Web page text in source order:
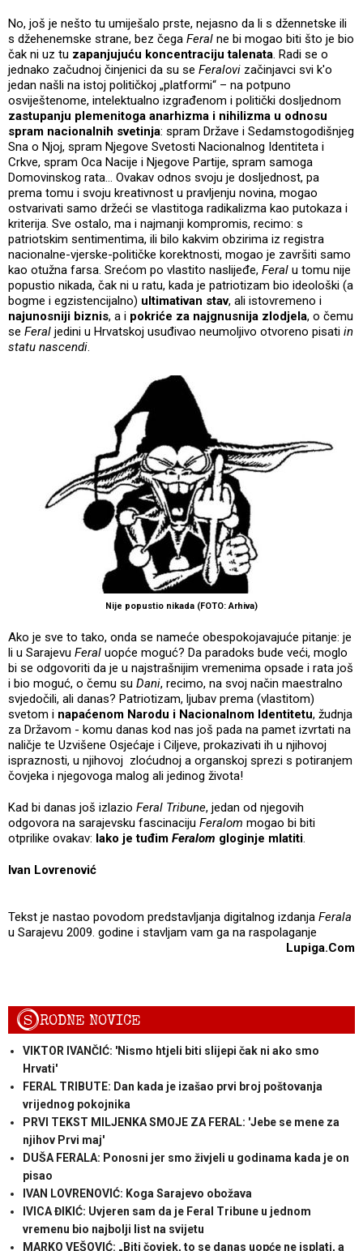
No, još je nešto tu umiješalo prste, nejasno da li s džennetske ili
s džehenemske strane, bez čega Feral ne bi mogao biti što je bio
čak ni uz tu zapanjujuću koncentraciju talenata. Radi se o
jednako začudnoj činjenici da su se Feralovi začinjavci svi k'o
jedan našli na istoj političkoj „platformi“ – na potpuno
osviještenome, intelektualno izgrađenom i politički dosljednom
zastupanju plemenitoga anarhizma i nihilizma u odnosu
spram nacionalnih svetinja: spram Države i Sedamstogodišnjeg
Sna o Njoj, spram Njegove Svetosti Nacionalnog Identiteta i
Crkve, spram Oca Nacije i Njegove Partije, spram samoga
Domovinskog rata... Ovakav odnos svoju je dosljednost, pa
prema tomu i svoju kreativnost u pravljenju novina, mogao
ostvarivati samo držeći se vlastitoga radikalizma kao putokaza i
kriterija. Sve ostalo, ma i najmanji kompromis, recimo: s
patriotskim sentimentima, ili bilo kakvim obzirima iz registra
nacionalne-vjerske-političke korektnosti, mogao je završiti samo
kao otužna farsa. Srećom po vlastito naslijeđe, Feral u tomu nije
popustio nikada, čak ni u ratu, kada je patriotizam bio ideološki (a
bogme i egzistencijalno) ultimativan stav, ali istovremeno i
najunosniji biznis, a i pokriće za najgnusnija zlodjela, o čemu
se Feral jedini u Hrvatskoj usuđivao neumoljivo otvoreno pisati in
statu nascendi.
Nije popustio nikada (FOTO: Arhiva)
Ako je sve to tako, onda se nameće obespokojavajuće pitanje: je
li u Sarajevu Feral uopće moguć? Da paradoks bude veći, moglo
bi se odgovoriti da je u najstrašnijim vremenima opsade i rata još
i bio moguć, o čemu su Dani, recimo, na svoj način maestralno
svjedočili, ali danas? Patriotizam, ljubav prema (vlastitom)
svetom i napaćenom Narodu i Nacionalnom Identitetu, žudnja
za Državom - komu danas kod nas još pada na pamet izvrtati na
naličje te Uzvišene Osjećaje i Ciljeve, prokazivati ih u njihovoj
ispraznosti, u njihovoj zloćudnoj a organskoj sprezi s potiranjem
čovjeka i njegovoga malog ali jedinog života!
Kad bi danas još izlazio Feral Tribune, jedan od njegovih
odgovora na sarajevsku fascinaciju Feralom mogao bi biti
otprilike ovakav: lako je tuđim Feralom gloginje mlatiti.
Ivan Lovrenović
Tekst je nastao povodom predstavljanja digitalnog izdanja Ferala
u Sarajevu 2009. godine i stavljam vam ga na raspolaganje
Lupiga.Com
SRODNE NOVICE
VIKTOR IVANČIĆ: 'Nismo htjeli biti slijepi čak ni ako smo
Hrvati'
FERAL TRIBUTE: Dan kada je izašao prvi broj poštovanja
vrijednog pokojnika
PRVI TEKST MILJENKA SMOJE ZA FERAL: 'Jebe se mene za
njihov Prvi maj'
DUŠA FERALA: Ponosni jer smo živjeli u godinama kada je on
pisao
IVAN LOVRENOVIĆ: Koga Sarajevo obožava
IVICA ĐIKIĆ: Uvjeren sam da je Feral Tribune u jednom
vremenu bio najbolji list na svijetu
MARKO VEŠOVIĆ: „Biti čovjek, to se danas uopće ne isplati, a